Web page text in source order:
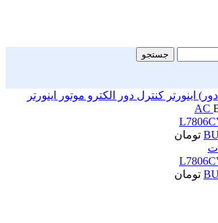
جستجو
دور) اینورتر کنترل دور الکترو موتور
اینورتر
تومان
تومان